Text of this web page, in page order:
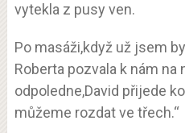
vytekla z pusy ven.
Po masáži,když už jsem
Roberta pozvala k nám na
odpoledne,David přijede
můžeme rozdat ve třech.“